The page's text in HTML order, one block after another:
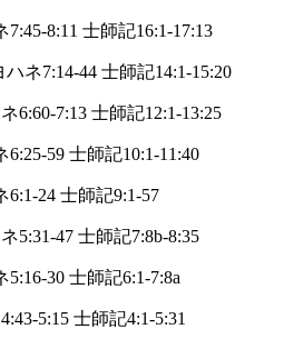
7:45-8:11 士師記16:1-17:13
ハネ7:14-44 士師記14:1-15:20
6:60-7:13 士師記12:1-13:25
6:25-59 士師記10:1-11:40
6:1-24 士師記9:1-57
5:31-47 士師記7:8b-8:35
5:16-30 士師記6:1-7:8a
5:15 士師記4:1-5:31